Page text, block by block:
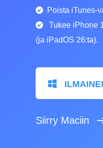
Poista iTunes-
Tukee iPhone
(ja iPadOS 26:ta).
Siirry Maciin